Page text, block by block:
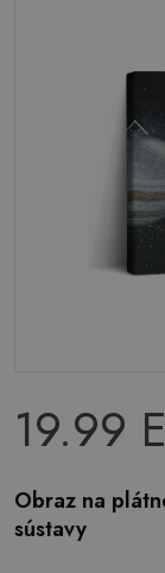
19.99
Obraz na
sústavy